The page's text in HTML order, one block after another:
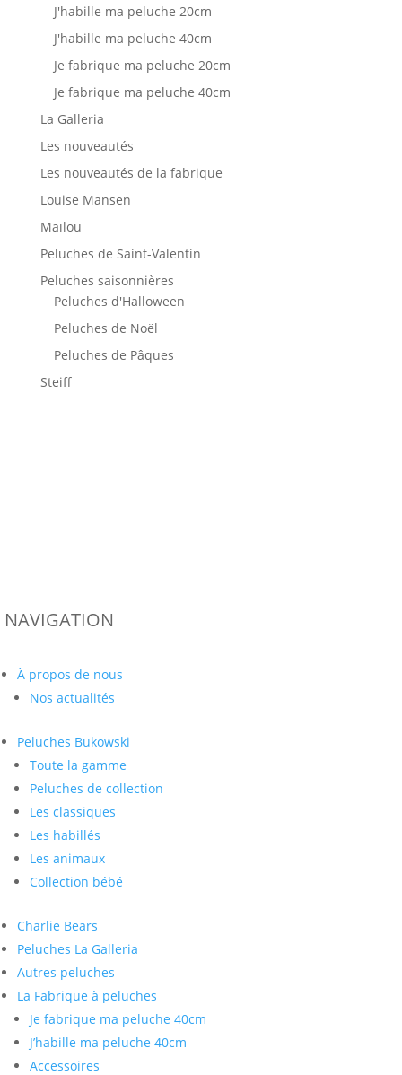
J'habille ma peluche 20cm
J'habille ma peluche 40cm
Je fabrique ma peluche 20cm
Je fabrique ma peluche 40cm
La Galleria
Les nouveautés
Les nouveautés de la fabrique
Louise Mansen
Maïlou
Peluches de Saint-Valentin
Peluches saisonnières
Peluches d'Halloween
Peluches de Noël
Peluches de Pâques
Steiff
NAVIGATION
À propos de nous
Nos actualités
Peluches Bukowski
Toute la gamme
Peluches de collection
Les classiques
Les habillés
Les animaux
Collection bébé
Charlie Bears
Peluches La Galleria
Autres peluches
La Fabrique à peluches
Je fabrique ma peluche 40cm
J’habille ma peluche 40cm
Accessoires